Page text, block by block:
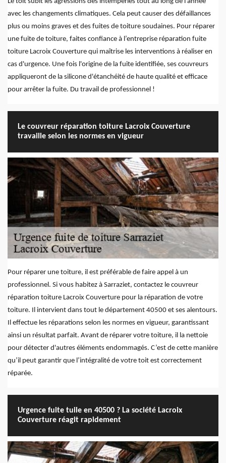
avec les changements climatiques. Cela peut causer des défaillances
plus ou moins graves et des fuites de toiture soudaines. Pour réparer
une fuite de toiture, faites confiance à l’entreprise réparation fuite
toiture Lacroix Couverture qui maîtrise les interventions à réaliser en
cas d'urgence. Une fois l'origine de la fuite identifiée, ses couvreurs
appliqueront de la silicone d'étanchéité de haute qualité et efficace
pour arrêter la fuite. Du travail de professionnel !
Le couvreur réparation toiture Lacroix Couverture
travaille selon les normes en vigueur
Pour réparer une toiture, il est préférable de faire appel à un
professionnel. Si vous habitez à Sarraziet, contactez le couvreur
réparation toiture Lacroix Couverture pour la réparation de votre
toiture. Il intervient dans tout le département 40500 et ses alentours.
Il effectue les réparations selon les normes en vigueur, garantissant
ainsi un résultat parfait. Avant de réparer votre toiture, il la nettoie
pour détecter d'autres éléments endommagés. C’est de cette manière
qu’il peut garantir que l’intégralité de votre toit est correctement
réparée.
Urgence fuite tuile en 40500 ? La société Lacroix
Couverture réagit rapidement